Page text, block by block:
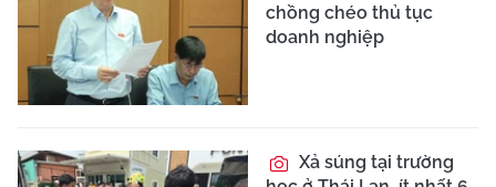
chồng chéo thủ tục
doanh nghiệp
Xả súng tại trường